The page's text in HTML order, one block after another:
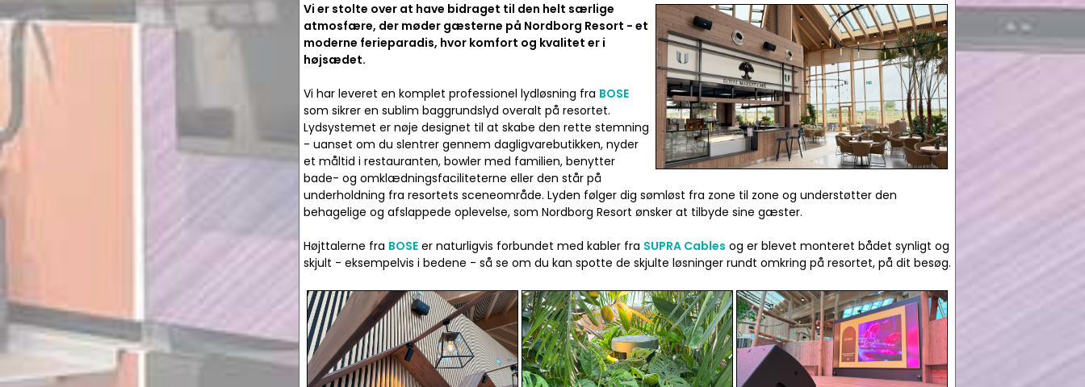
Vi er stolte over at have bidraget til den helt særlige
atmosfære, der møder gæsterne på Nordborg Resort - et
moderne ferieparadis, hvor komfort og kvalitet er i
højsædet.
Vi har leveret en komplet professionel lydløsning fra BOSE
som sikrer en sublim baggrundslyd overalt på resortet.
Lydsystemet er nøje designet til at skabe den rette stemning
- uanset om du slentrer gennem dagligvarebutikken, nyder
et måltid i restauranten, bowler med familien, benytter
bade- og omklædningsfaciliteterne eller den står på
underholdning fra resortets sceneområde. Lyden følger dig sømløst fra zone til zone og understøtter den
behagelige og afslappede oplevelse, som Nordborg Resort ønsker at tilbyde sine gæster.
Højttalerne fra BOSE er naturligvis forbundet med kabler fra SUPRA Cables og er blevet monteret bådet synligt og
skjult - eksempelvis i bedene - så se om du kan spotte de skjulte løsninger rundt omkring på resortet, på dit besøg.